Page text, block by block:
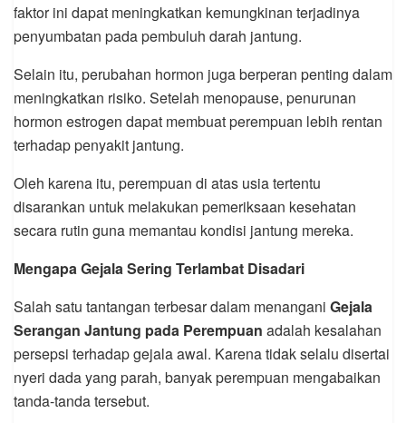
faktor ini dapat meningkatkan kemungkinan terjadinya
penyumbatan pada pembuluh darah jantung.
Selain itu, perubahan hormon juga berperan penting dalam
meningkatkan risiko. Setelah menopause, penurunan
hormon estrogen dapat membuat perempuan lebih rentan
terhadap penyakit jantung.
Oleh karena itu, perempuan di atas usia tertentu
disarankan untuk melakukan pemeriksaan kesehatan
secara rutin guna memantau kondisi jantung mereka.
Mengapa Gejala Sering Terlambat Disadari
Salah satu tantangan terbesar dalam menangani Gejala
Serangan Jantung pada Perempuan adalah kesalahan
persepsi terhadap gejala awal. Karena tidak selalu disertai
nyeri dada yang parah, banyak perempuan mengabaikan
tanda-tanda tersebut.